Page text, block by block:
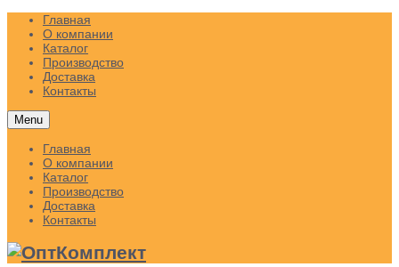
Главная
О компании
Каталог
Производство
Доставка
Контакты
Menu
Главная
О компании
Каталог
Производство
Доставка
Контакты